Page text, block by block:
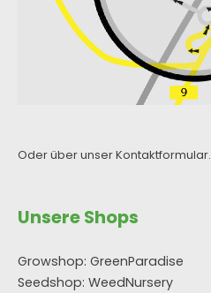
Oder über unserKontaktformular.
Unsere Shops
Growshop: GreenParadise
Seedshop: WeedNursery